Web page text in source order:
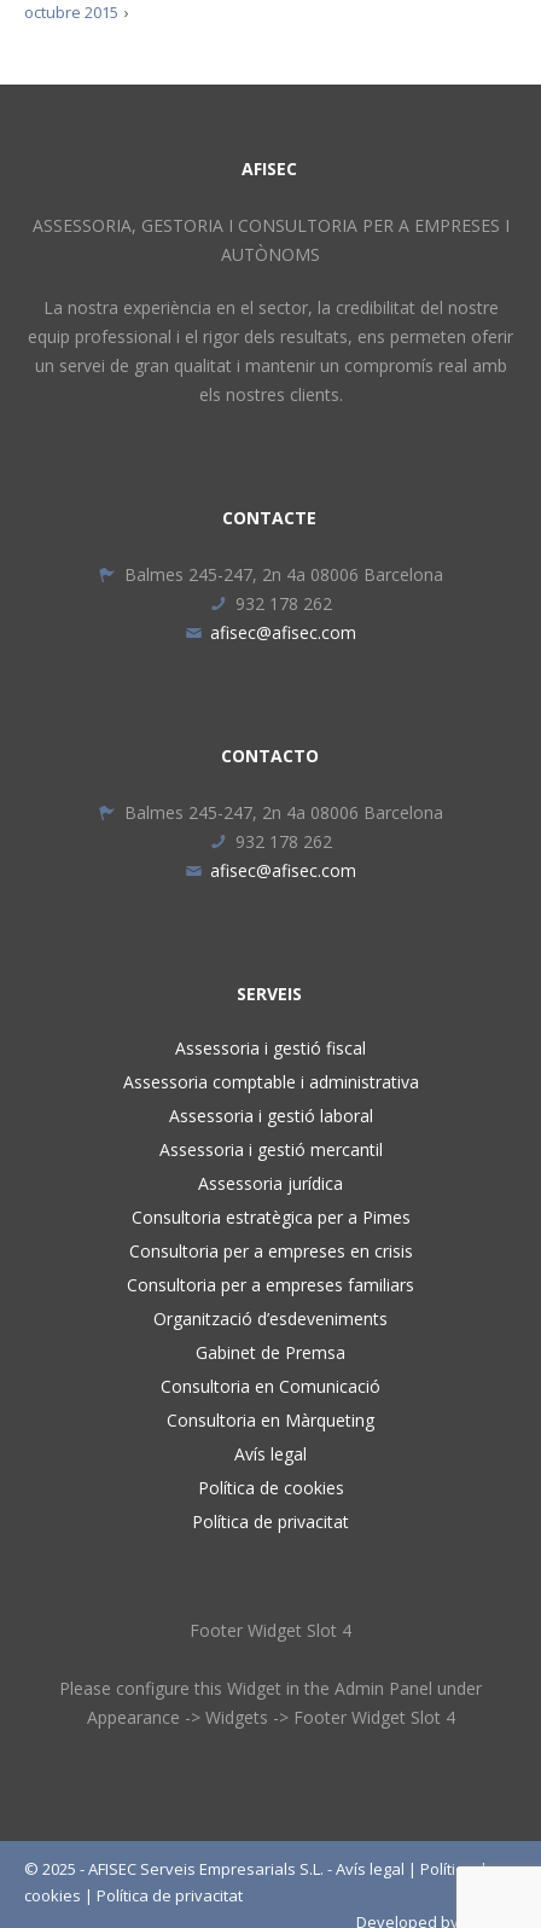
›
octubre 2015
AFISEC
ASSESSORIA, GESTORIA I CONSULTORIA PER A EMPRESES I
AUTÒNOMS
La nostra experiència en el sector, la credibilitat del nostre
equip professional i el rigor dels resultats, ens permeten oferir
un servei de gran qualitat i mantenir un compromís real amb
els nostres clients.
CONTACTE
Balmes 245-247, 2n 4a 08006 Barcelona
932 178 262
afisec@afisec.com
CONTACTO
Balmes 245-247, 2n 4a 08006 Barcelona
932 178 262
afisec@afisec.com
SERVEIS
Assessoria i gestió fiscal
Assessoria comptable i administrativa
Assessoria i gestió laboral
Assessoria i gestió mercantil
Assessoria jurídica
Consultoria estratègica per a Pimes
Consultoria per a empreses en crisis
Consultoria per a empreses familiars
Organització d’esdeveniments
Gabinet de Premsa
Consultoria en Comunicació
Consultoria en Màrqueting
Avís legal
Política de cookies
Política de privacitat
Footer Widget Slot 4
Please configure this Widget in the Admin Panel under
Appearance -> Widgets -> Footer Widget Slot 4
© 2025 - AFISEC Serveis Empresarials S.L. -Avís legal | Política de
cookies | Política de privacitat
Developed by